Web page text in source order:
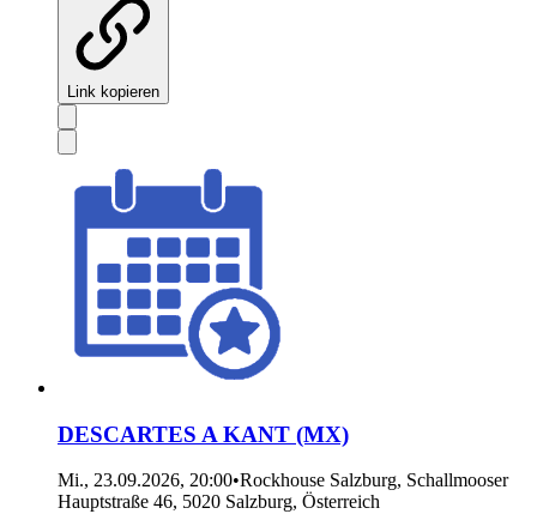
Link kopieren
DESCARTES A KANT (MX)
Mi., 23.09.2026, 20:00•Rockhouse Salzburg, Schallmooser
Hauptstraße 46, 5020 Salzburg, Österreich